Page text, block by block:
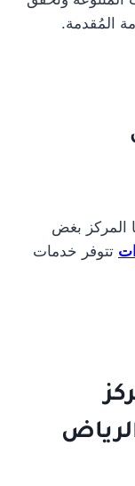
المُقدمة.
المركز بغض
تتوفر خدمات